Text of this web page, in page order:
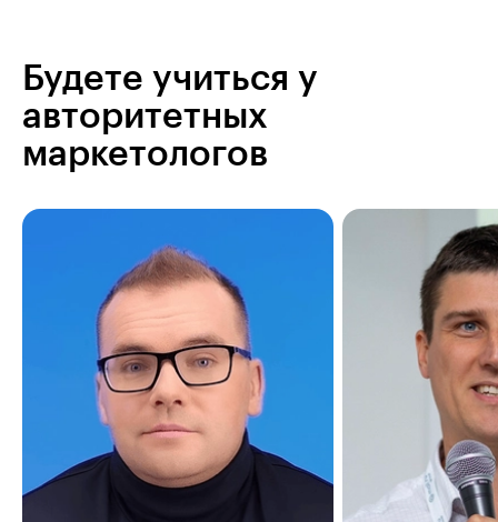
Будете учиться у
авторитетных
маркетологов